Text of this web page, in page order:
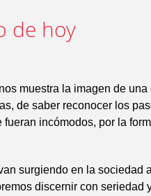
de hoy
muestra la imagen de una
de saber reconocer los
incómodos, por la
surgiendo en la sociedad
discernir con seriedad